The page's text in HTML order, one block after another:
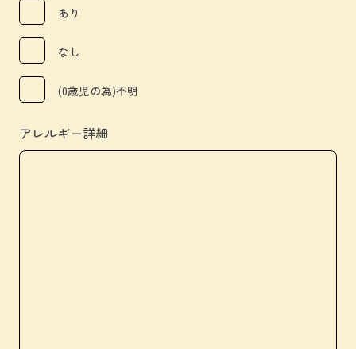
あり
なし
(0歳児の為)不明
アレルギー詳細